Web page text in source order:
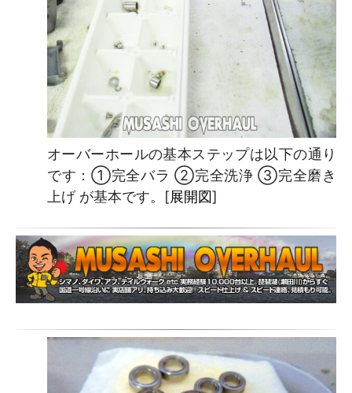
オーバーホールの基本ステップは以下の通り
です：①完全バラ ②完全洗浄 ③完全磨き
上げ が基本です。[展開図]